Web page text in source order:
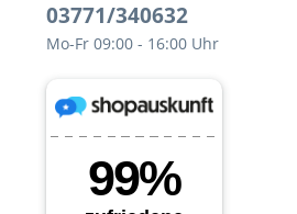
03771/340632
Mo-Fr 09:00 - 16:00 Uhr